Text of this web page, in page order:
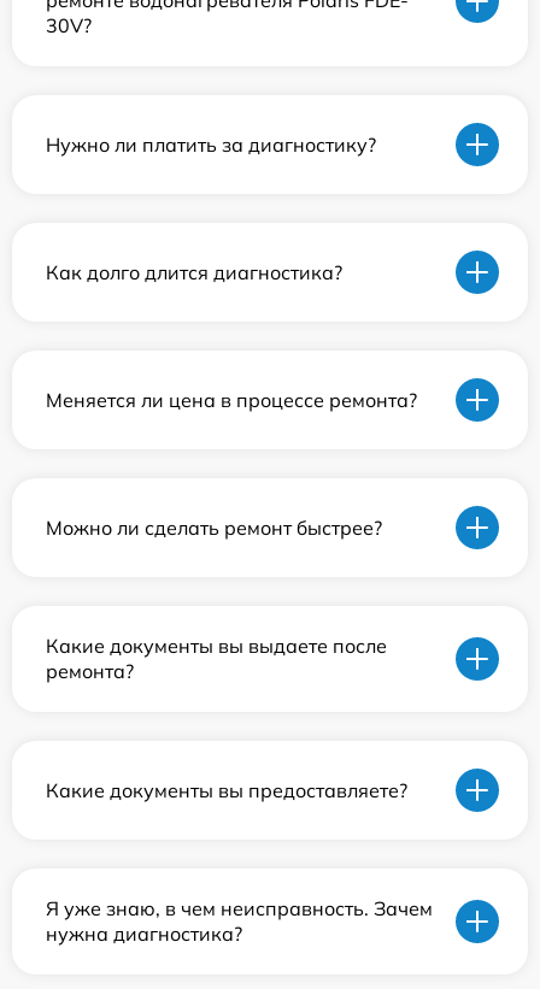
30V?
Нужно ли платить за диагностику?
Как долго длится диагностика?
Меняется ли цена в процессе ремонта?
Можно ли сделать ремонт быстрее?
Какие документы вы выдаете после
ремонта?
Какие документы вы предоставляете?
Я уже знаю, в чем неисправность. Зачем
нужна диагностика?